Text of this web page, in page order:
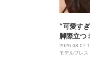
“可愛す
脚際立つ
「スタイ
敵」の声
2026.08.07
モデルプレス